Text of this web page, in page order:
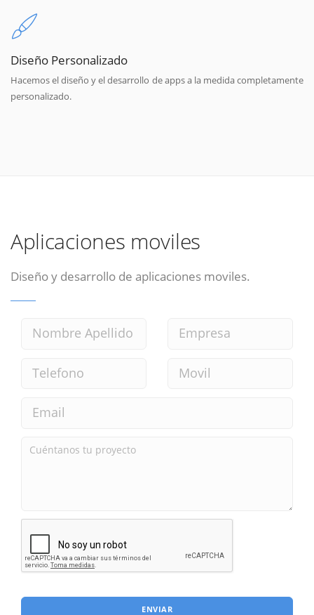
Diseño Personalizado
Hacemos el diseño y el desarrollo de apps a la medida completamente
personalizado.
Aplicaciones moviles
Diseño y desarrollo de aplicaciones moviles.
ENVIAR